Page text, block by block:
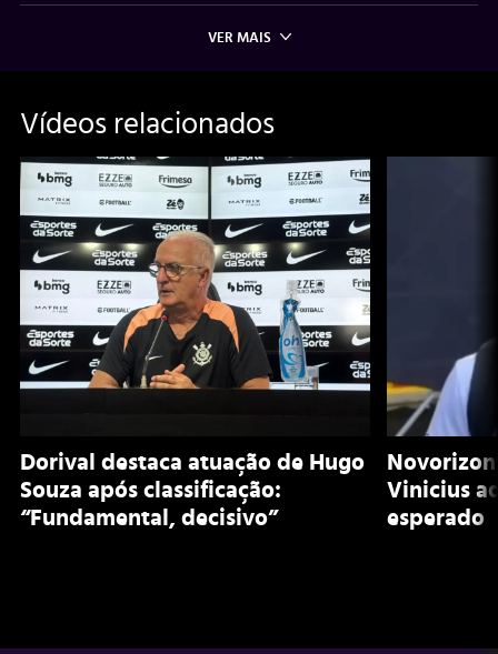
VER MAIS
Vídeos relacionados
Dorival destaca atuação de Hugo
Souza após classificação:
“Fundamental, decisivo”
Vinicius
esperado